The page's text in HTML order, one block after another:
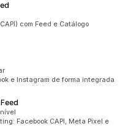
com Feed e Catálogo
e Instagram de forma integrada
Facebook CAPI, Meta Pixel e